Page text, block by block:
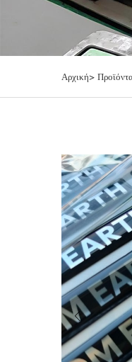
Αρχική>